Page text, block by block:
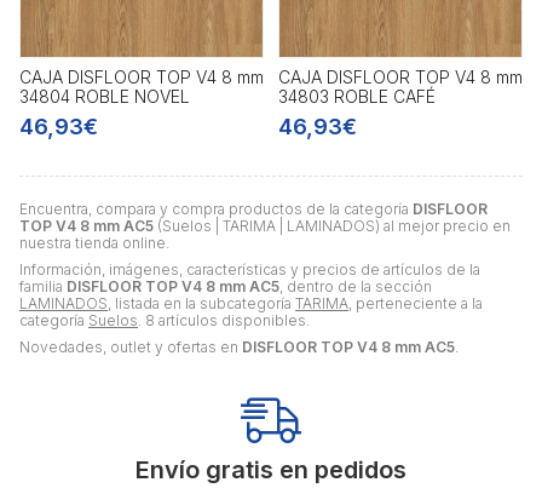
Encuentra, compara y compra productos de la categoría DISFLOOR
TOP V4 8 mm AC5 (Suelos | TARIMA | LAMINADOS) al mejor precio en
nuestra tienda online.
Información, imágenes, características y precios de artículos de la
familia DISFLOOR TOP V4 8 mm AC5, dentro de la sección
LAMINADOS, listada en la subcategoría TARIMA, perteneciente a la
categoría Suelos. 8 artículos disponibles.
Novedades, outlet y ofertas en DISFLOOR TOP V4 8 mm AC5.
CAJA DISFLOOR TOP V4 8 mm
34804 ROBLE NOVEL
46,93€
CAJA DISFLOOR TOP V4 8 mm
34803 ROBLE CAFÉ
46,93€
Envío gratis en pedidos